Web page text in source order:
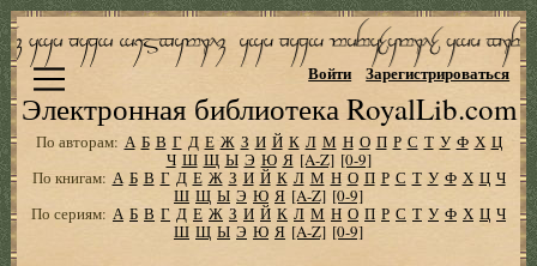
Электронная библиотека RoyalLib.com
Войти Зарегистрироваться
По авторам: А Б В Г Д Е Ж З И Й К Л М Н О П Р С Т У Ф Х Ц
Ч Ш Щ Ы Э Ю Я [A-Z] [0-9]
По книгам: А Б В Г Д Е Ж З И Й К Л М Н О П Р С Т У Ф Х Ц Ч
Ш Щ Ы Э Ю Я [A-Z] [0-9]
По сериям: А Б В Г Д Е Ж З И Й К Л М Н О П Р С Т У Ф Х Ц Ч
Ш Щ Ы Э Ю Я [A-Z] [0-9]